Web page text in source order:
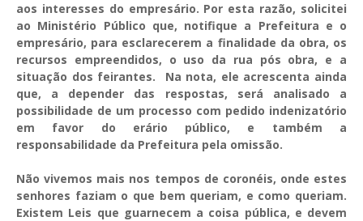
aos interesses do empresário. Por esta razão, solicitei
ao Ministério Público que, notifique a Prefeitura e o
empresário, para esclarecerem a finalidade da obra, os
recursos empreendidos, o uso da rua pós obra, e a
situação dos feirantes. Na nota, ele acrescenta ainda
que, a depender das respostas, será analisado a
possibilidade de um processo com pedido indenizatório
em favor do erário público, e também a
responsabilidade da Prefeitura pela omissão.
Não vivemos mais nos tempos de coronéis, onde estes
senhores faziam o que bem queriam, e como queriam.
Existem Leis que guarnecem a coisa pública, e devem